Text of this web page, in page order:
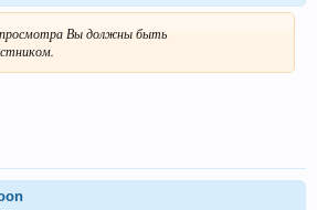
Вы должны быть